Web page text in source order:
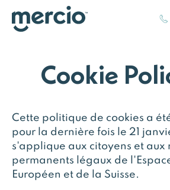
Cookie
Cette politique de cookies a
pour la dernière fois le 21
s'applique aux citoyens et aux
permanents légaux de
Européen et de la Suisse.